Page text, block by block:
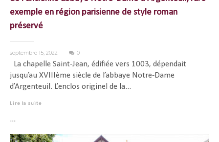
exemple en région parisienne de style roman
préservé
septembre 15, 2022 0
La chapelle Saint-Jean, édifiée vers 1003, dépendait
jusqu’au XVIIIème siècle de l’abbaye Notre-Dame
d’Argenteuil. L’enclos originel de la...
Lire la suite
...